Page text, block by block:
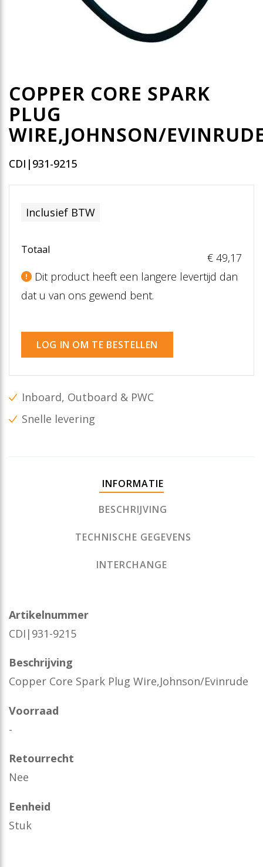
COPPER CORE SPARK
PLUG
WIRE,JOHNSON/
CDI|931-9215
Inclusief BTW
Totaal
€ 49,17
Dit product heeft een langere levertijd dan
dat u van ons gewend bent.
LOG IN OM TE BESTELLEN
Inboard, Outboard & PWC
Snelle levering
INFORMATIE
BESCHRIJVING
TECHNISCHE GEGEVENS
INTERCHANGE
Artikelnummer
CDI|931-9215
Beschrijving
Copper Core Spark Plug Wire,Johnson/Evinrude
Voorraad
-
Retourrecht
Nee
Eenheid
Stuk